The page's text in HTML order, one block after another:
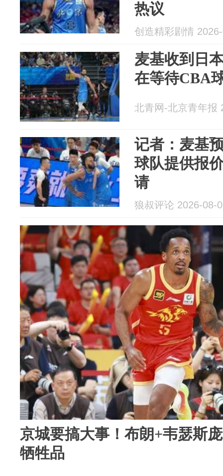
热议
创造精彩剧情
麦基收到日
在等待CBA
北青网-北京青年报
记者：麦基
球队提供报
请
狼叔评论 2026-08-
京城要搞大事！布朗+韦瑟斯
牺牲品